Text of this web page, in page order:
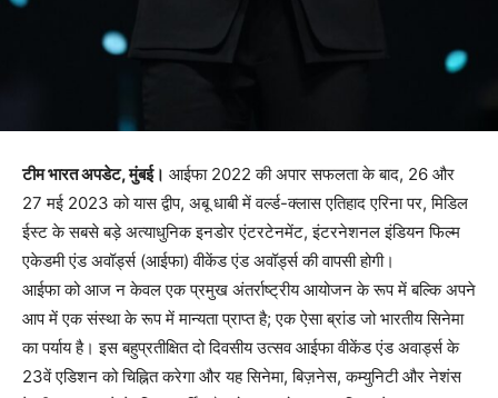
टीम भारत अपडेट, मुंबई। आईफा 2022 की अपार सफलता के बाद, 26 और
27 मई 2023 को यास द्वीप, अबू धाबी में वर्ल्ड-क्लास एतिहाद एरिना पर, मिडिल
ईस्ट के सबसे बड़े अत्याधुनिक इनडोर एंटरटेनमेंट, इंटरनेशनल इंडियन फिल्म
एकेडमी एंड अवॉर्ड्स (आईफा) वीकेंड एंड अवॉर्ड्स की वापसी होगी।
आईफा को आज न केवल एक प्रमुख अंतर्राष्ट्रीय आयोजन के रूप में बल्कि अपने
आप में एक संस्था के रूप में मान्यता प्राप्त है; एक ऐसा ब्रांड जो भारतीय सिनेमा
का पर्याय है। इस बहुप्रतीक्षित दो दिवसीय उत्सव आईफा वीकेंड एंड अवार्ड्स के
23वें एडिशन को चिह्नित करेगा और यह सिनेमा, बिज़नेस, कम्युनिटी और नेशंस